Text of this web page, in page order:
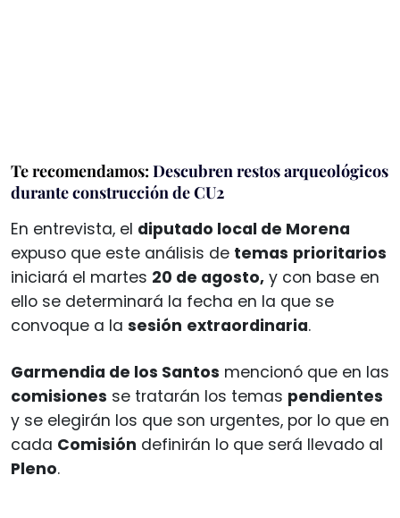
Te recomendamos: Descubren restos arqueológicos
durante construcción de CU2
En entrevista, el diputado local de Morena
expuso que este análisis de temas prioritarios
iniciará el martes 20 de agosto, y con base en
ello se determinará la fecha en la que se
convoque a la sesión extraordinaria.
Garmendia de los Santos mencionó que en las
comisiones se tratarán los temas pendientes
y se elegirán los que son urgentes, por lo que en
cada Comisión definirán lo que será llevado al
Pleno.